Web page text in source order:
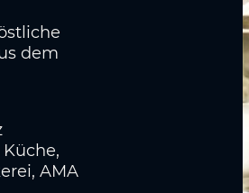
dem
AMA